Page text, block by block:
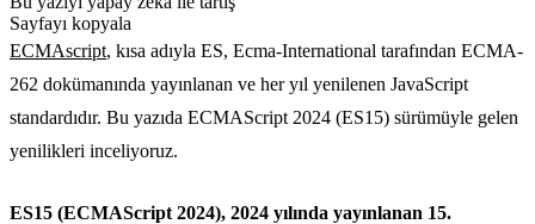
Sayfayı kopyala
ECMAscript, kısa adıyla ES, Ecma-International tarafından ECMA-
262 dokümanında yayınlanan ve her yıl yenilenen JavaScript
standardıdır. Bu yazıda ECMAScript 2024 (ES15) sürümüyle gelen
yenilikleri inceliyoruz.
ES15 (ECMAScript 2024), 2024 yılında yayınlanan 15.